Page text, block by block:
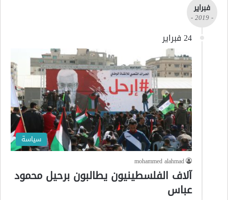
فبراير
- 2019 -
24 فبراير
سياسة
mohammed alahmad
آلاف الفلسطينيون يطالبون برحيل محمود
عباس